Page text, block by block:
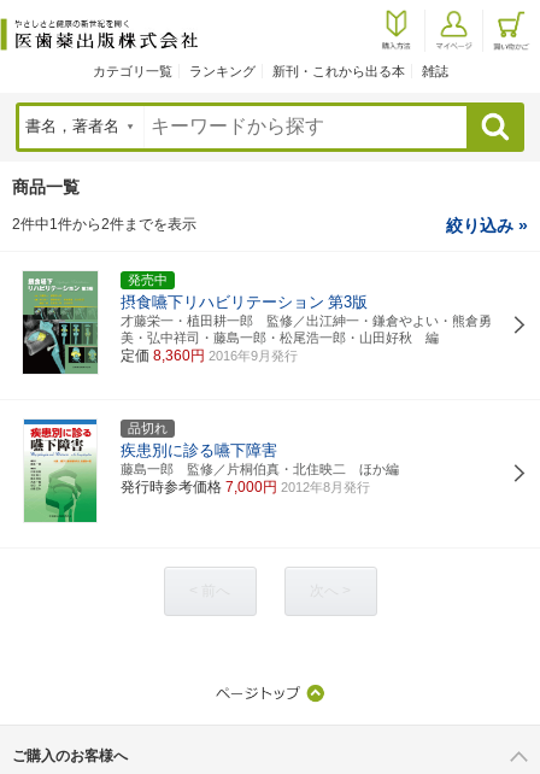
カテゴリ一覧 ランキング 新刊・これから出る本 雑誌
検索
商品一覧
2件中1件から2件までを表示 絞り込み »
発売中
摂食嚥下リハビリテーション 第3版
才藤栄一・植田耕一郎 監修／出江紳一・鎌倉やよい・熊倉勇
美・弘中祥司・藤島一郎・松尾浩一郎・山田好秋 編
定価 8,360円 2016年9月発行
品切れ
疾患別に診る嚥下障害
藤島一郎 監修／片桐伯真・北住映二 ほか編
発行時参考価格 7,000円 2012年8月発行
ご購入のお客様へ